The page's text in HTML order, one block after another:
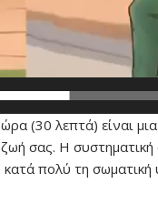
(30 λεπτά) είναι
σας. Η
πολύ τη σωματική